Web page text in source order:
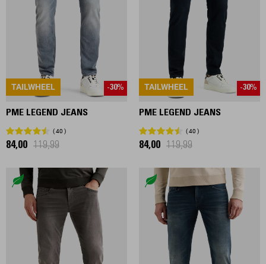
TAILWHEEL -30%
PME LEGEND JEANS
40
84,00 119,99
TAILWHEEL -30%
PME LEGEND JEANS
40
84,00 119,99